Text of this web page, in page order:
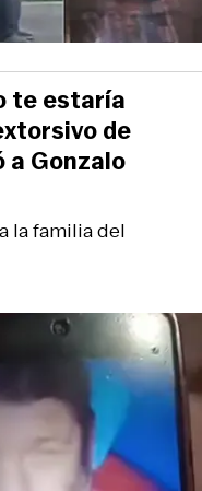
la familia del
te estaría
de
Gonzalo